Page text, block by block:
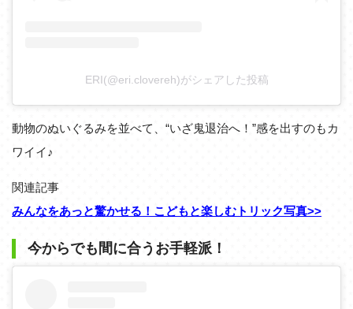
ERI(@eri.clovereh)がシェアした投稿
動物のぬいぐるみを並べて、“いざ鬼退治へ！”感を出すのもカ
ワイイ♪
関連記事
みんなをあっと驚かせる！こどもと楽しむトリック写真>>
今からでも間に合うお手軽派！